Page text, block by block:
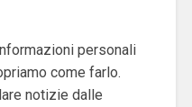
personali
come farlo.
notizie dalle